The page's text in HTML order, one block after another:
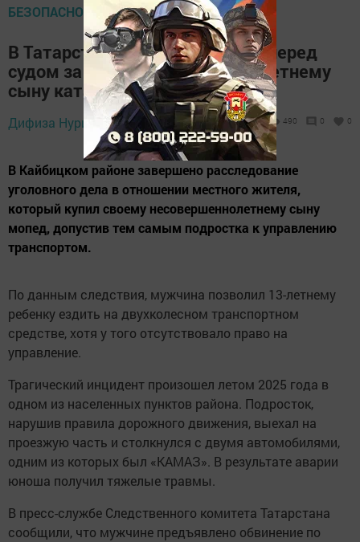
БЕЗОПАСНОСТЬ НА ДОРОГЕ
В Татарстане отец предстанет перед
судом за то, что разрешил 13-летнему
сыну кататься на мопеде
Дифиза Нуриева, 1 апреля 2026 - 17:00 490 0 0
В Кайбицком районе завершено расследование
уголовного дела в отношении местного жителя,
который купил своему несовершеннолетнему сыну
мопед, допустив тем самым подростка к управлению
транспортом.
По данным следствия, мужчина позволил 13-летнему
ребенку ездить на двухколесном транспортном
средстве, хотя у того отсутствовало право на
управление.
Трагический инцидент произошел летом 2025 года в
одном из населенных пунктов района. Подросток,
нарушив правила дорожного движения, выехал на
проезжую часть и столкнулся с двумя автомобилями,
одним из которых был «КАМАЗ». В результате аварии
юноша получил тяжелые травмы.
В пресс-службе Следственного комитета Татарстана
сообщили, что мужчине предъявлено обвинение по